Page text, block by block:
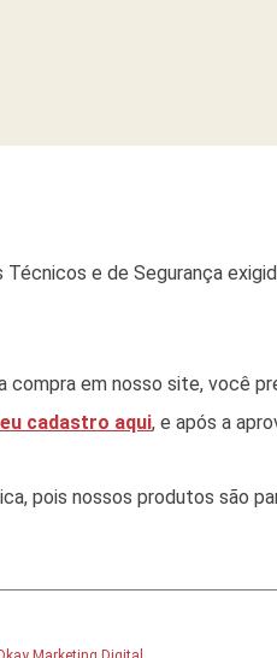
e de Segurança
compra em nosso site, você
cadastro aqui, e após a
pois nossos produtos são